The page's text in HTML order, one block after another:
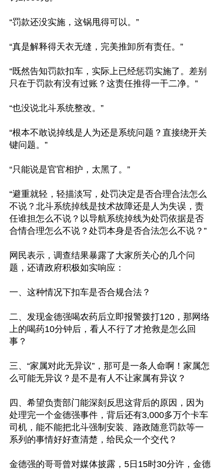
“罚款还没实施，这锅甩得可以。”
“真是解释得天衣无缝，完美推卸所有责任。”
“既然告知罚款扣车，实际上已经惩罚实施了。差别
只在于罚款有没有过账？这责任推得一干二净。”
“也没说北斗系统整改。”
“根本不敢说掉线是人为还是系统问题？直接绕开关
键问题。”
“只能说是官官相护，太黑了。”
“避重就轻，轻描淡写，处罚决定是否合理合法怎么
不说？北斗系统掉线是技术故障还是人为失误，责
任谁担怎么不说？以导航系统掉线为处罚依据是否
合情合理怎么不说？处罚本身是否合法怎么不说？”
网民表示，调查结果暴露了大家所关心的几个问
题，还请政府积极如实响应：
一、这种情况下扣车是否合规合法？
二、发现金德强喝农药后立即报警拨打120，那网络
上的喝药10分钟后，看人不行了才抢救是怎么回
事？
三、“家属对此无异议”，那可是一条人命啊！家属怎
么可能无异议？是不是有人不让家属有异议？
四、希望负责部门能深刻反思这背后的原因，因为
处理完一个金德强事件，背后还有3,000多万个卡车
司机，能不能把北斗强制安装、路政随意罚款等一
系列的事情好好查清楚，给民众一个交代？
金德强的哥哥曾对媒体披露，5日15时30分许，金德